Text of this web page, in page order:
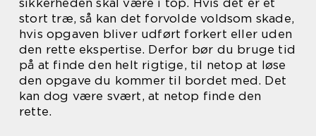
sikkerheden skal være i top. Hvis det er et
stort træ, så kan det forvolde voldsom skade,
hvis opgaven bliver udført forkert eller uden
den rette ekspertise. Derfor bør du bruge tid
på at finde den helt rigtige, til netop at løse
den opgave du kommer til bordet med. Det
kan dog være svært, at netop finde den
rette.